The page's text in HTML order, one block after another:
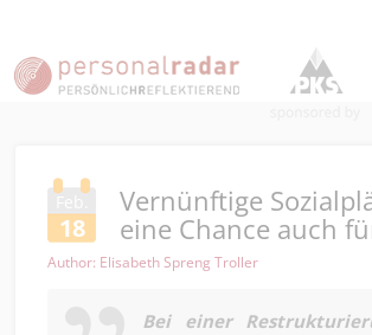
Feb.
18
Vernünftige
eine Chance auch
Author: Elisabeth Spreng Troller
Bei einer